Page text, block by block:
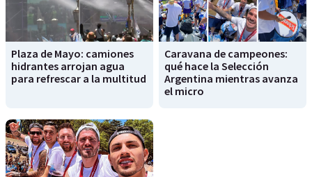
Plaza de Mayo: camiones
hidrantes arrojan agua
para refrescar a la multitud
Caravana de campeones:
qué hace la Selección
Argentina mientras avanza
el micro